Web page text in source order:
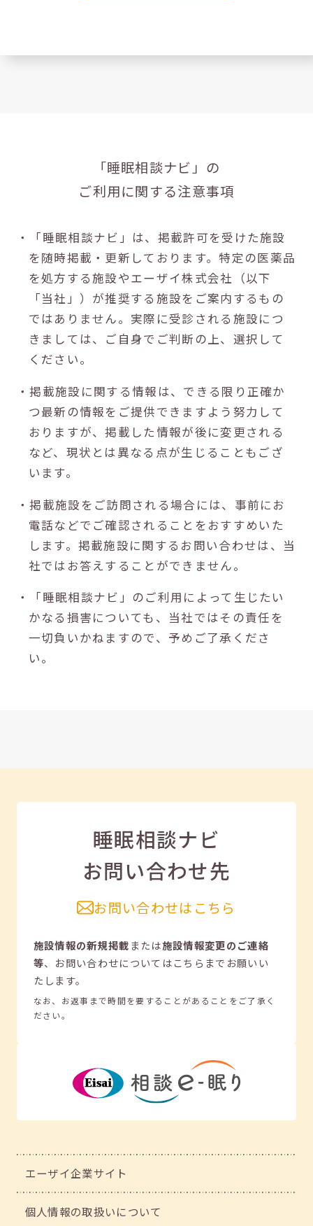
「睡眠相談ナビ」の
ご利用に関する注意事項
・「睡眠相談ナビ」は、掲載許可を受けた施設
を随時掲載・更新しております。特定の医薬品
を処方する施設やエーザイ株式会社（以下
「当社」）が推奨する施設をご案内するもの
ではありません。実際に受診される施設につ
きましては、ご自身でご判断の上、選択して
ください。
・掲載施設に関する情報は、できる限り正確か
つ最新の情報をご提供できますよう努力して
おりますが、掲載した情報が後に変更される
など、現状とは異なる点が生じることもござ
います。
・掲載施設をご訪問される場合には、事前にお
電話などでご確認されることをおすすめいた
します。掲載施設に関するお問い合わせは、当
社ではお答えすることができません。
・「睡眠相談ナビ」のご利用によって生じたい
かなる損害についても、当社ではその責任を
一切負いかねますので、予めご了承くださ
い。
睡眠相談ナビ
お問い合わせ先
お問い合わせはこちら
施設情報の新規掲載または施設情報変更のご連絡
等、 お問い合わせについてはこちらまでお願いい
たします。
なお、お返事まで時間を要することがあることをご了承く
ださい。
エーザイ企業サイト
個人情報の取扱いについて